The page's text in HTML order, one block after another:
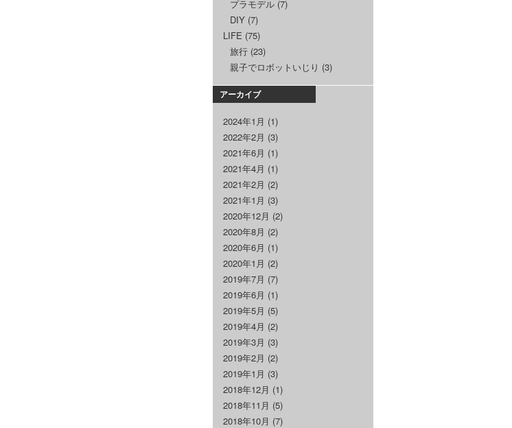
プラモデル (7)
DIY (7)
LIFE (75)
旅行 (23)
親子でロボットいじり (3)
アーカイブ
2024年1月 (1)
2022年2月 (3)
2021年6月 (1)
2021年4月 (1)
2021年2月 (2)
2021年1月 (3)
2020年12月 (2)
2020年8月 (2)
2020年6月 (1)
2020年1月 (2)
2019年7月 (7)
2019年6月 (1)
2019年5月 (5)
2019年4月 (2)
2019年3月 (3)
2019年2月 (2)
2019年1月 (3)
2018年12月 (1)
2018年11月 (5)
2018年10月 (7)